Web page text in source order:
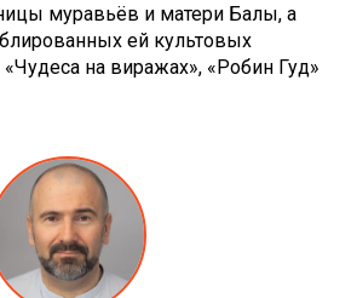
муравьёв и матери Балы, а
ей культовых
на виражах», «Робин Гуд»